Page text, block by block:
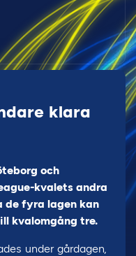
klara
och
kvalets andra
de fyra lagen kan
kvalomgång tre.
under gårdagen,